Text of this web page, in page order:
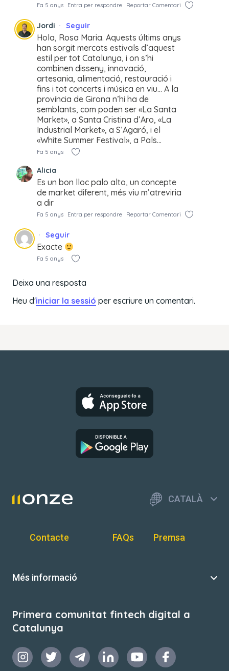
Fa 5 anys Entra per respondre Reportar Comentari
Jordi Seguir
Hola, Rosa Maria. Aquests últims anys
han sorgit mercats estivals d’aquest
estil per tot Catalunya, i on s’hi
combinen disseny, innovació,
artesania, alimentació, restauració i
fins i tot concerts i música en viu… A la
província de Girona n’hi ha de
semblants, com poden ser «La Santa
Market», a Santa Cristina d’Aro, «La
Industrial Market», a S’Agaró, i el
«White Summer Festival», a Pals…
Fa 5 anys
Alicia
Es un bon lloc palo alto, un concepte
de market diferent, més viu m’atreviria
a dir
Fa 5 anys Entra per respondre Reportar Comentari
Seguir
Exacte
Fa 5 anys
Deixa una resposta
Heu d'iniciar la sessió per escriure un comentari.
CATALÀ
Contacte FAQs Premsa
Més informació
Primera comunitat fintech digital a
Catalunya